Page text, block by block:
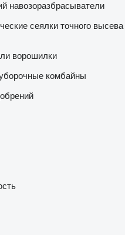
навозоразбрасыватели
сеялки точного высева
ворошилки
комбайны